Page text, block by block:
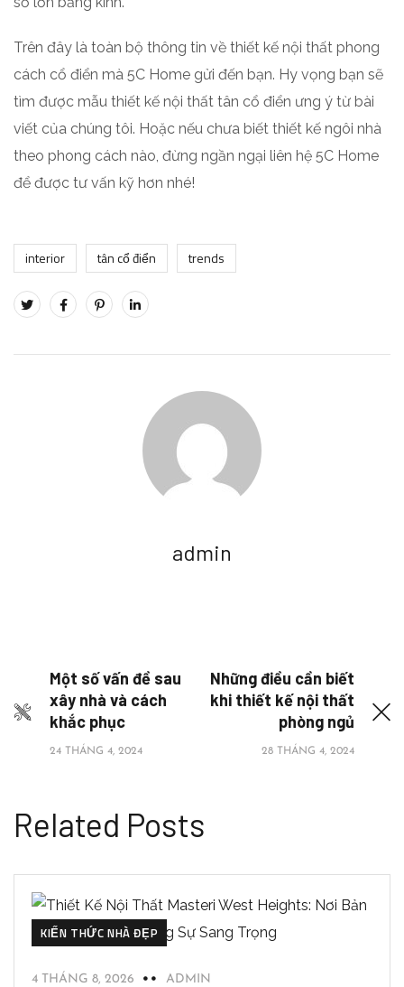
Trên đây là toàn bộ thông tin về thiết kế nội thất phong
cách cổ điển mà 5C Home gửi đến bạn. Hy vọng bạn sẽ
tìm được mẫu thiết kế nội thất tân cổ điển ưng ý từ bài
viết của chúng tôi. Hoặc nếu chưa biết thiết kế ngôi nhà
theo phong cách nào, đừng ngần ngại liên hệ 5C Home
để được tư vấn kỹ hơn nhé!
interior tân cổ điển trends
admin
Một số vấn đề sau
xây nhà và cách
khắc phục
24 THÁNG 4, 2024
Những điều cần biết
khi thiết kế nội thất
phòng ngủ
28 THÁNG 4, 2024
Related Posts
KIẾN THỨC NHÀ ĐẸP
4 THÁNG 8, 2026 ADMIN